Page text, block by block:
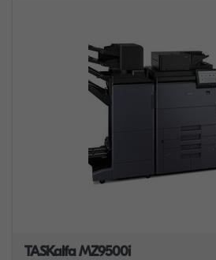
TASKalfa MZ9500i